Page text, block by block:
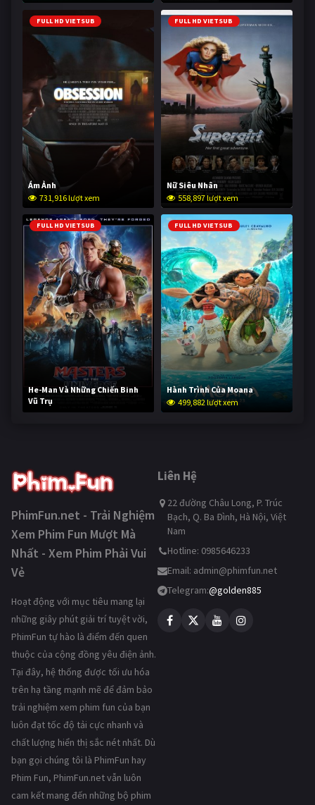
FULL HD VIETSUB
Ám Ảnh
731,916 lượt xem
FULL HD VIETSUB
Nữ Siêu Nhân
558,897 lượt xem
FULL HD VIETSUB
He-Man Và Những Chiến Binh
Vũ Trụ
249,338 lượt xem
FULL HD VIETSUB
Hành Trình Của Moana
499,882 lượt xem
PhimFun.net - Trải Nghiệm
Xem Phim Fun Mượt Mà
Nhất - Xem Phim Phải Vui
Vẻ
Hoạt động với mục tiêu mang lại
những giây phút giải trí tuyệt vời,
PhimFun tự hào là điểm đến quen
thuộc của cộng đồng yêu điện ảnh.
Tại đây, hệ thống được tối ưu hóa
trên hạ tầng mạnh mẽ để đảm bảo
trải nghiệm xem phim fun của bạn
luôn đạt tốc độ tải cực nhanh và
chất lượng hiển thị sắc nét nhất. Dù
bạn gọi chúng tôi là PhimFun hay
Phim Fun, PhimFun.net vẫn luôn
cam kết mang đến những bộ phim
Liên Hệ
22 đường Châu Long, P. Trúc
Bạch, Q. Ba Đình, Hà Nội, Việt
Nam
Hotline: 0985646233
Email: admin@phimfun.net
Telegram:@golden885